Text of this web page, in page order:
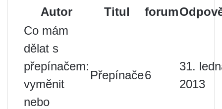
Autor
Titul forum
Co mám
dělat s
přepínačem:
vyměnit
nebo
Přepínače6
31.
2013